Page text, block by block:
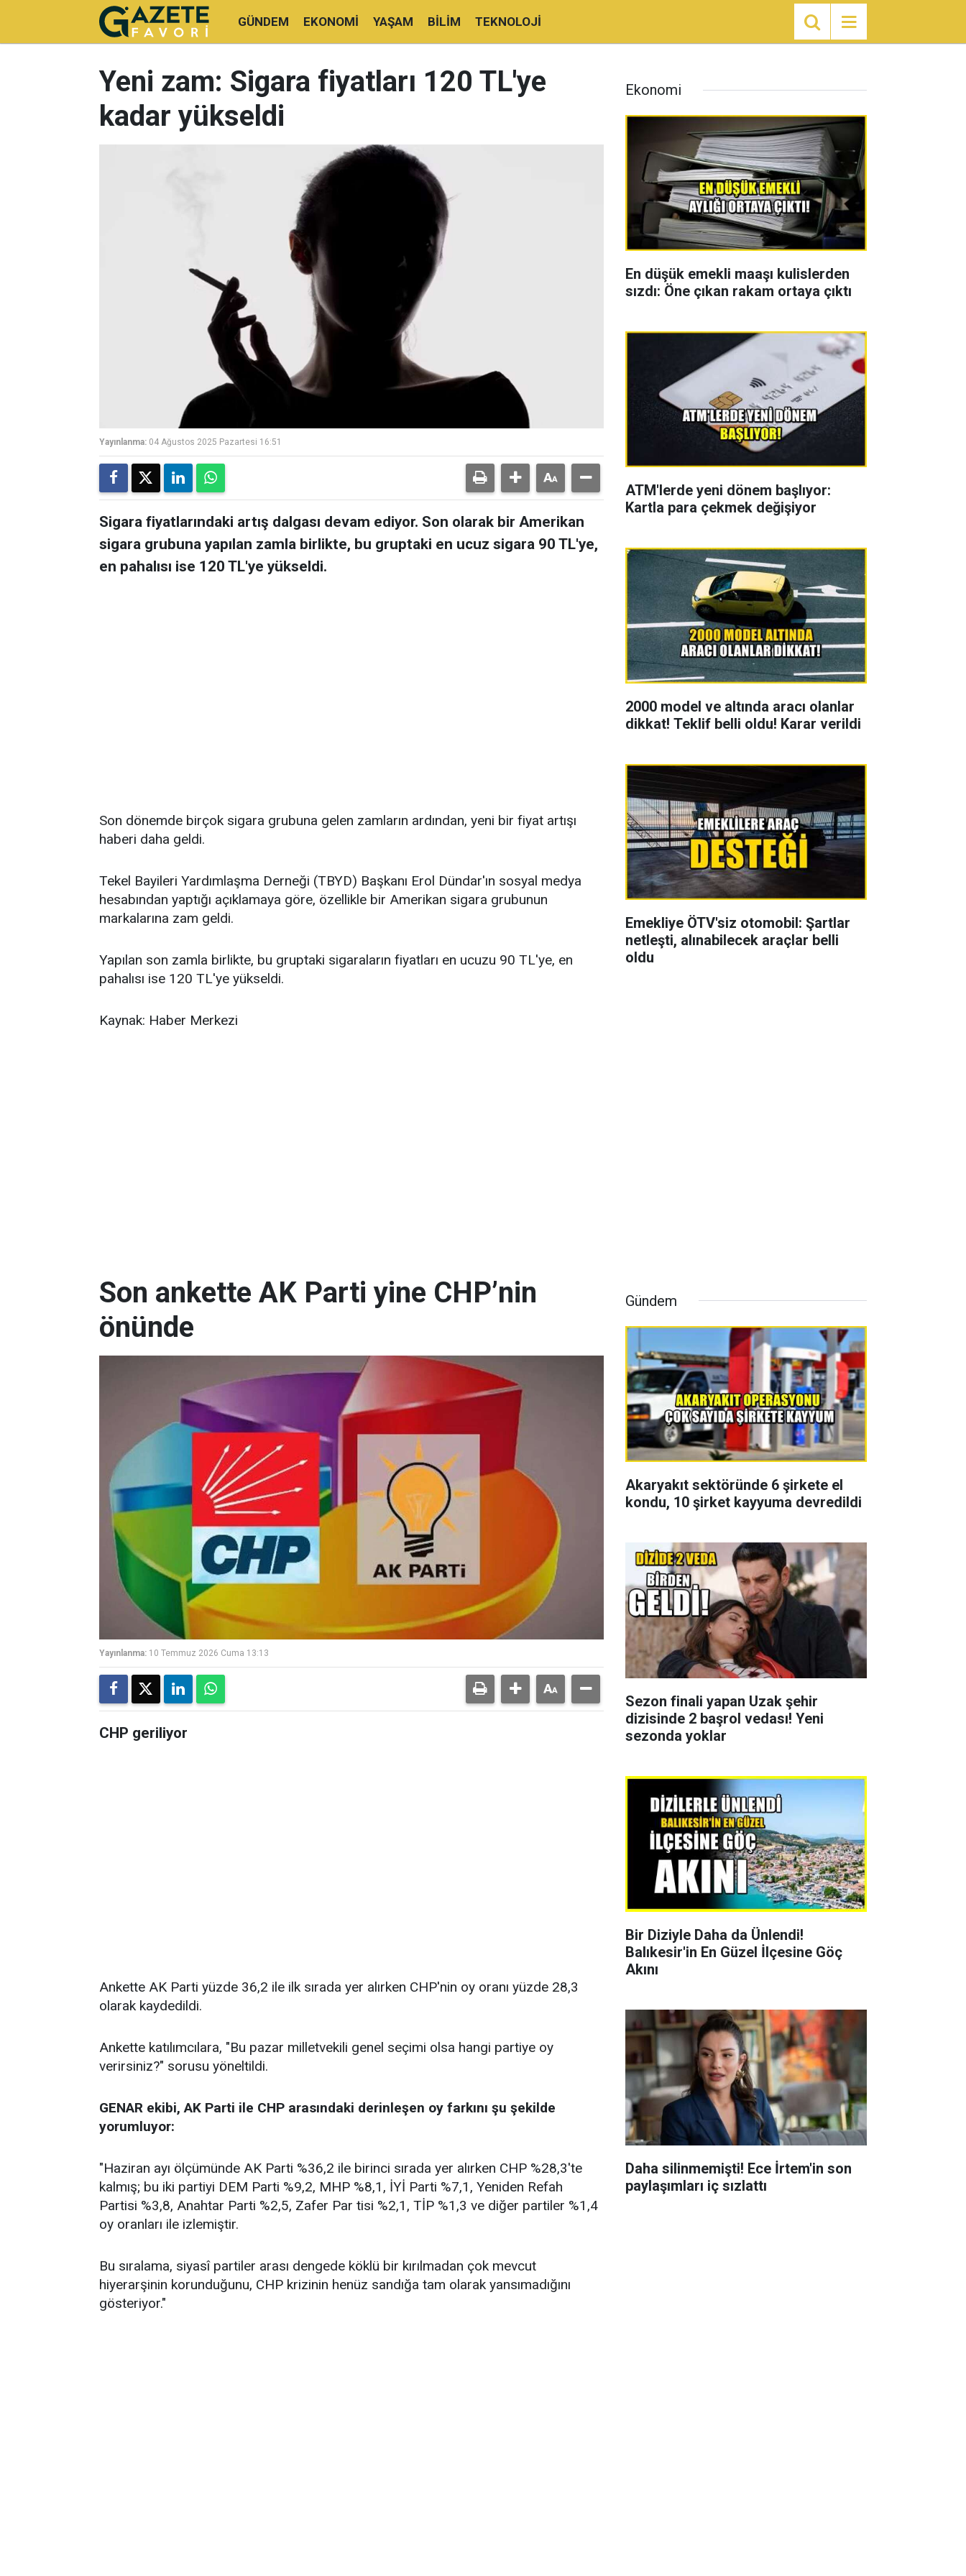
GÜNDEM EKONOMI YAŞAM BILIM TEKNOLOJI
Yeni zam: Sigara fiyatları 120 TL'ye
kadar yükseldi
Yayınlanma: 04 Ağustos 2025 Pazartesi 16:51
Sigara fiyatlarındaki artış dalgası devam ediyor. Son olarak bir Amerikan
sigara grubuna yapılan zamla birlikte, bu gruptaki en ucuz sigara 90 TL'ye,
en pahalısı ise 120 TL'ye yükseldi.
Son dönemde birçok sigara grubuna gelen zamların ardından, yeni bir fiyat artışı
haberi daha geldi.
Tekel Bayileri Yardımlaşma Derneği (TBYD) Başkanı Erol Dündar'ın sosyal medya
hesabından yaptığı açıklamaya göre, özellikle bir Amerikan sigara grubunun
markalarına zam geldi.
Yapılan son zamla birlikte, bu gruptaki sigaraların fiyatları en ucuzu 90 TL'ye, en
pahalısı ise 120 TL'ye yükseldi.
Kaynak: Haber Merkezi
Ekonomi
En düşük emekli maaşı kulislerden
sızdı: Öne çıkan rakam ortaya çıktı
ATM'lerde yeni dönem başlıyor:
Kartla para çekmek değişiyor
2000 model ve altında aracı olanlar
dikkat! Teklif belli oldu! Karar verildi
Emekliye ÖTV'siz otomobil: Şartlar
netleşti, alınabilecek araçlar belli
oldu
Son ankette AK Parti yine CHP’nin
önünde
Yayınlanma: 10 Temmuz 2026 Cuma 13:13
CHP geriliyor
Ankette AK Parti yüzde 36,2 ile ilk sırada yer alırken CHP'nin oy oranı yüzde 28,3
olarak kaydedildi.
Ankette katılımcılara, "Bu pazar milletvekili genel seçimi olsa hangi partiye oy
verirsiniz?" sorusu yöneltildi.
GENAR ekibi, AK Parti ile CHP arasındaki derinleşen oy farkını şu şekilde
yorumluyor:
"Haziran ayı ölçümünde AK Parti %36,2 ile birinci sırada yer alırken CHP %28,3'te
kalmış; bu iki partiyi DEM Parti %9,2, MHP %8,1, İYİ Parti %7,1, Yeniden Refah
Partisi %3,8, Anahtar Parti %2,5, Zafer Par tisi %2,1, TİP %1,3 ve diğer partiler %1,4
oy oranları ile izlemiştir.
Bu sıralama, siyasî partiler arası dengede köklü bir kırılmadan çok mevcut
hiyerarşinin korunduğunu, CHP krizinin henüz sandığa tam olarak yansımadığını
gösteriyor."
Gündem
Akaryakıt sektöründe 6 şirkete el
kondu, 10 şirket kayyuma devredildi
Sezon finali yapan Uzak şehir
dizisinde 2 başrol vedası! Yeni
sezonda yoklar
Bir Diziyle Daha da Ünlendi!
Balıkesir'in En Güzel İlçesine Göç
Akını
Daha silinmemişti! Ece İrtem'in son
paylaşımları iç sızlattı